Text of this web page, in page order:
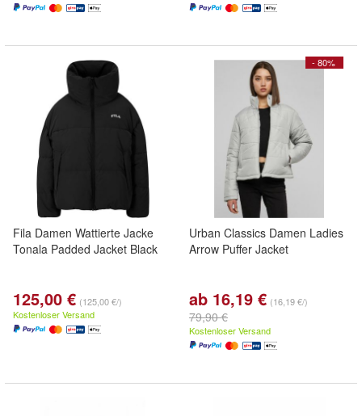
Fila Damen Wattierte Jacke
Tonala Padded Jacket Black
125,00 € (125,00 €/)
Kostenloser Versand
- 80%
Urban Classics Damen Ladies
Arrow Puffer Jacket
ab 16,19 € (16,19 €/)
79,90 €
Kostenloser Versand